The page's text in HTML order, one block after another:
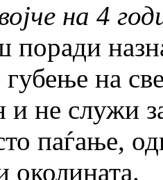
на 4
поради
губење на
не служи
паѓање,
околината.